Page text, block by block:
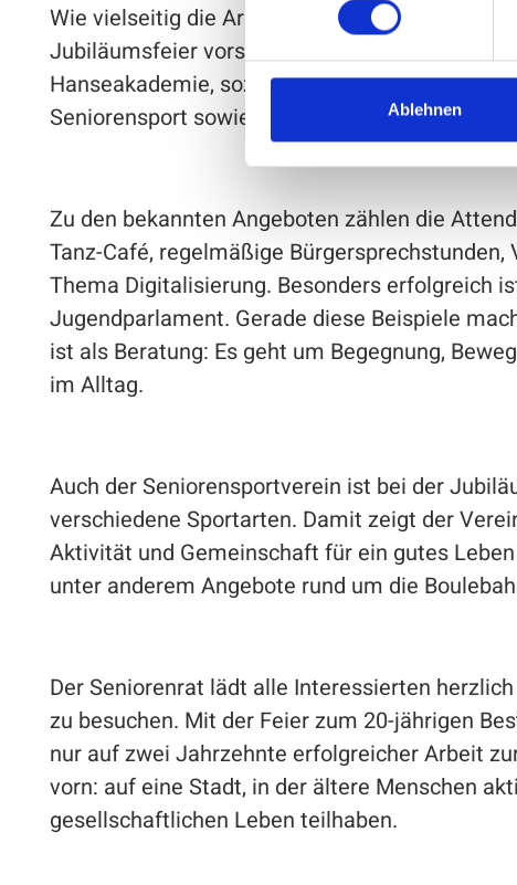
Ablehnen
Wie vielseitig die Arbeit des Seniorenrates ist,
Jubiläumsfeier vorstellen. Dazu gehören unter
Hanseakademie, soziale Teilhabe,
Seniorensport sowie der Arbeitskreis Bänke.
Zu den bekannten Angeboten zählen die
Tanz-Café, regelmäßige
Thema Digitalisierung. Besonders erfolgreich
Jugendparlament. Gerade diese Beispiele
ist als Beratung: Es geht um Begegnung,
im Alltag.
Auch der Seniorensportverein ist bei der
verschiedene Sportarten. Damit zeigt der
Aktivität und Gemeinschaft für ein gutes
unter anderem Angebote rund um die
Der Seniorenrat lädt alle Interessierten
zu besuchen. Mit der Feier zum 20-jährigen
nur auf zwei Jahrzehnte erfolgreicher Arbeit
vorn: auf eine Stadt, in der ältere Menschen
gesellschaftlichen Leben teilhaben.